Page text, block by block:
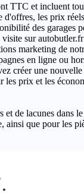
TTC et incluent
d'offres, les prix
des garages
sur
marketing de
en ligne ou
créer une
les prix et les
et de lacunes dans
ainsi que pour les